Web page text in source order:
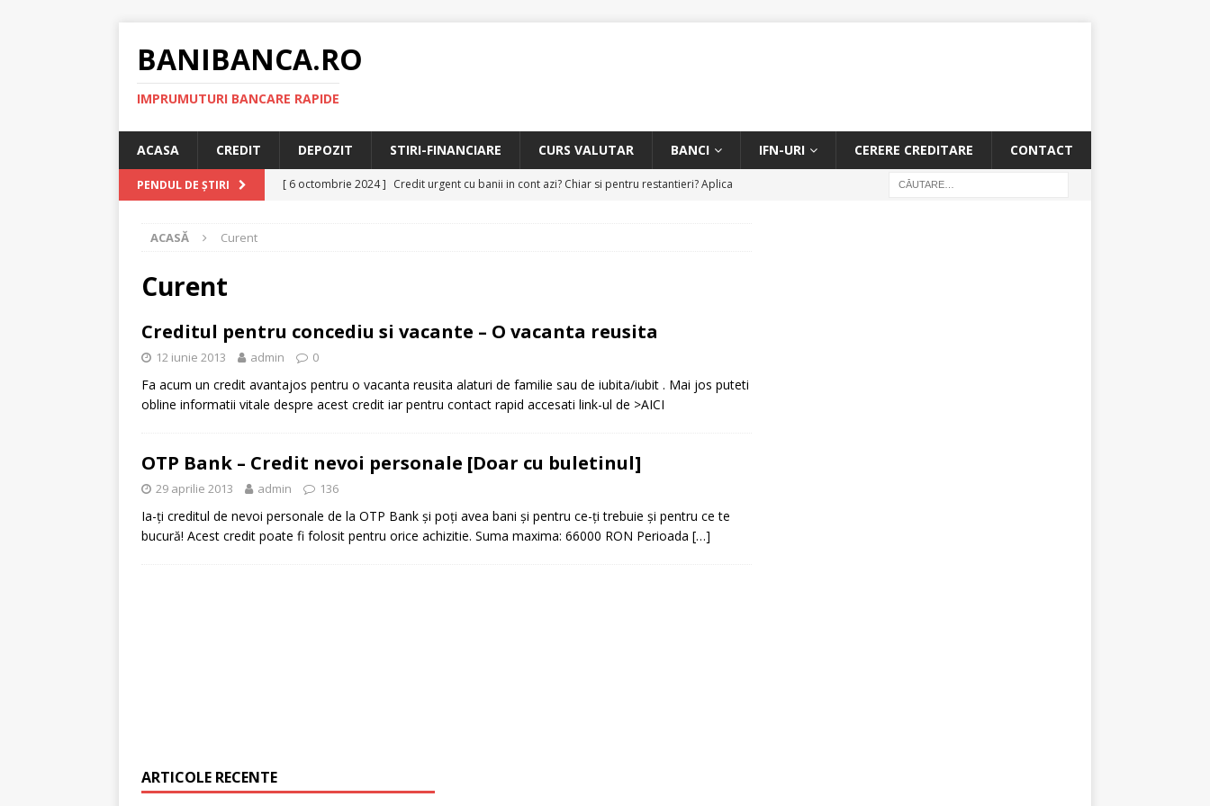
BANIBANCA.RO
IMPRUMUTURI BANCARE RAPIDE
ACASA CREDIT DEPOZIT STIRI-FINANCIARE CURS VALUTAR BANCI IFN-URI CERERE CREDITARE CONTACT
PENDUL DE ȘTIRI [ 6 octombrie 2024 ] Credit urgent cu banii in cont azi? Chiar si pentru restantieri? Aplica
RAPID
[ 29 iulie 2024 ]
RAPID
ACASĂ Curent
Curent
Creditul pentru concediu si vacante – O vacanta reusita
12 iunie 2013 admin 0
Fa acum un credit avantajos pentru o vacanta reusita alaturi de familie sau de iubita/iubit . Mai jos puteti
obline informatii vitale despre acest credit iar pentru contact rapid accesati link-ul de >AICI
OTP Bank – Credit nevoi personale [Doar cu buletinul]
29 aprilie 2013 admin 136
Ia-ți creditul de nevoi personale de la OTP Bank și poți avea bani și pentru ce-ți trebuie și pentru ce te
bucură! Acest credit poate fi folosit pentru orice achizitie. Suma maxima: 66000 RON Perioada […]
ARTICOLE RECENTE